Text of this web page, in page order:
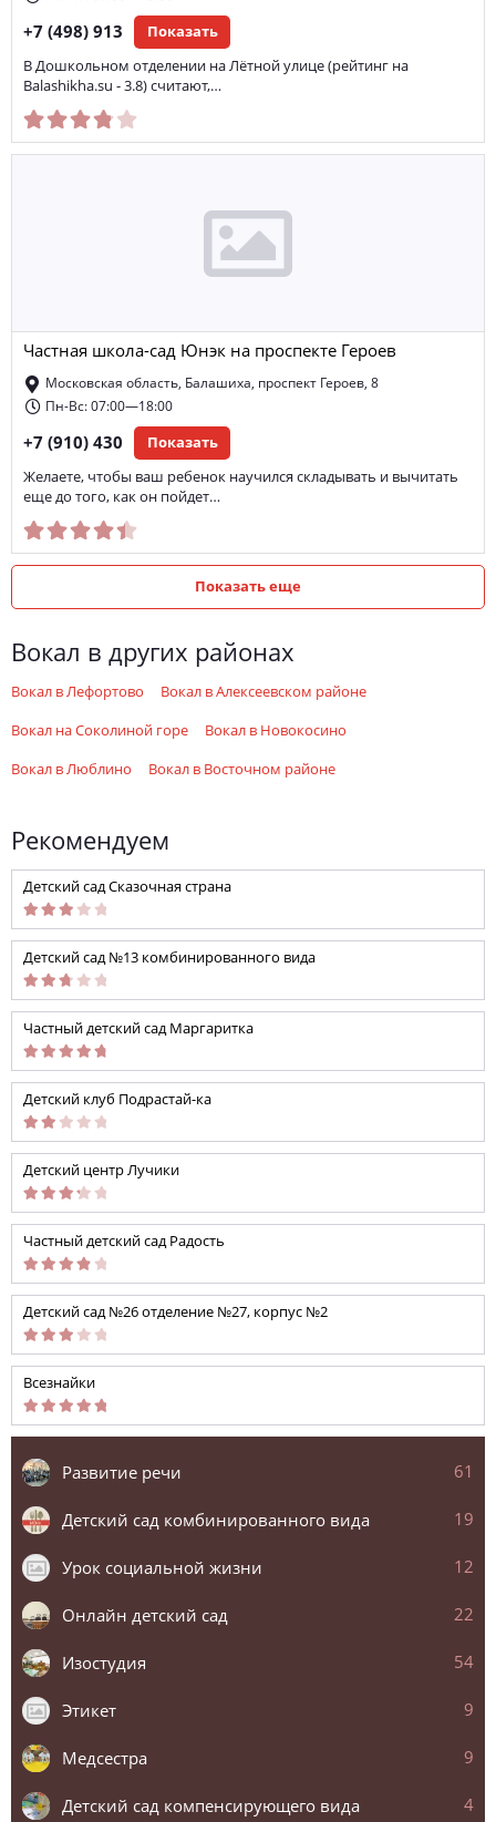
+7 (498) 913 Показать
В Дошкольном отделении на Лётной улице (рейтинг на
Balashikha.su - 3.8) считают,…
Частная школа-сад Юнэк на проспекте Героев
Московская область, Балашиха, проспект Героев, 8
Пн-Вс: 07:00—18:00
+7 (910) 430 Показать
Желаете, чтобы ваш ребенок научился складывать и вычитать
еще до того, как он пойдет…
Показать еще
вокал в других районах
вокал в Лефортово вокал в Алексеевском районе
вокал на Соколиной горе вокал в Новокосино
вокал в Люблино вокал в Восточном районе
Рекомендуем
Детский сад Сказочная страна
Детский сад №13 комбинированного вида
Частный детский сад Маргаритка
Детский клуб Подрастай-ка
Детский центр Лучики
Частный детский сад Радость
Детский сад №26 отделение №27, корпус №2
Всезнайки
Развитие речи 61
Детский сад комбинированного вида 19
Урок социальной жизни 12
Онлайн детский сад 22
Изостудия 54
Этикет 9
Медсестра 9
Детский сад компенсирующего вида 4